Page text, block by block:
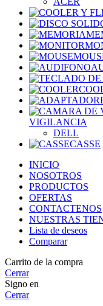
VIGILANCIA
DELL
CASSE
INICIO
NOSOTROS
PRODUCTOS
OFERTAS
CONTACTENOS
NUESTRAS
Lista de deseos
Comparar
Carrito de la compra
Cerrar
Signo en
Cerrar